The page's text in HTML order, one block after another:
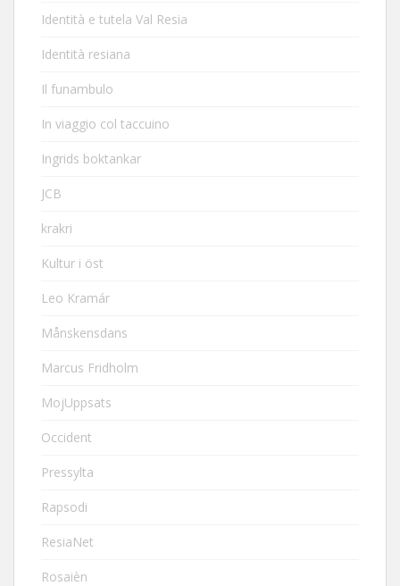
Identità e tutela Val Resia
Identità resiana
Il funambulo
In viaggio col taccuino
Ingrids boktankar
JCB
krakri
Kultur i öst
Leo Kramár
Månskensdans
Marcus Fridholm
MojUppsats
Occident
Pressylta
Rapsodi
ResiaNet
Rosaièn